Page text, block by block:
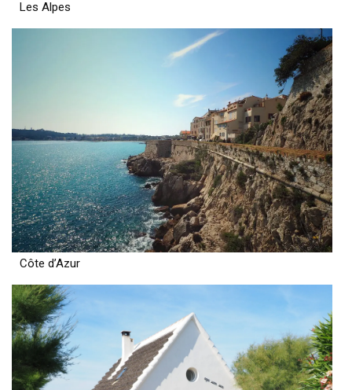
Les Alpes
Côte d’Azur